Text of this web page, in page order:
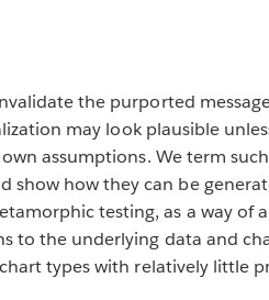
the purported
may look plausible
assumptions. We term
show how they can be
testing, as a way of
to the underlying data and
types with relatively little